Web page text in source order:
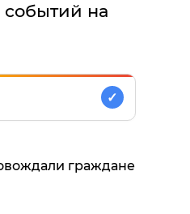
событий на
✓
граждане